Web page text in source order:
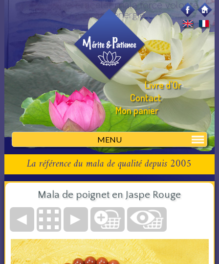
jaspe rouge bracelet mala force volonté
courage énergie
MENU
Livre d'Or
Contact
Mon panier
La référence du mala de qualité depuis 2005
Mala de poignet en Jaspe Rouge
◄ ►